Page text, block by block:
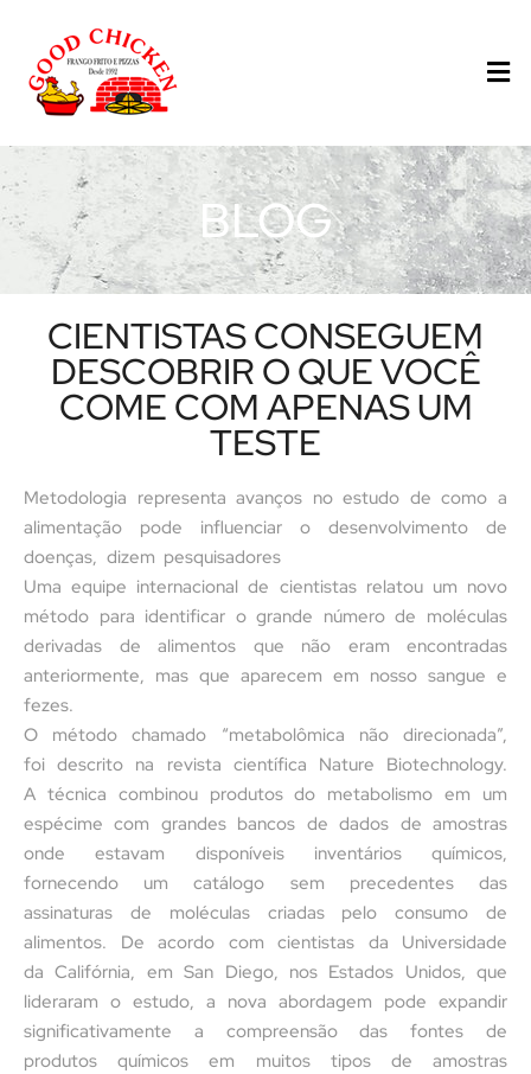
BLOG
CIENTISTAS CONSEGUEM
DESCOBRIR O QUE VOCÊ
COME COM APENAS UM
TESTE
Metodologia representa avanços no estudo de como a
alimentação pode influenciar o desenvolvimento de
doenças, dizem pesquisadores
Uma equipe internacional de cientistas relatou um novo
método para identificar o grande número de moléculas
derivadas de alimentos que não eram encontradas
anteriormente, mas que aparecem em nosso sangue e
fezes.
O método chamado “metabolômica não direcionada”,
foi descrito na revista científica Nature Biotechnology.
A técnica combinou produtos do metabolismo em um
espécime com grandes bancos de dados de amostras
onde estavam disponíveis inventários químicos,
fornecendo um catálogo sem precedentes das
assinaturas de moléculas criadas pelo consumo de
alimentos. De acordo com cientistas da Universidade
da Califórnia, em San Diego, nos Estados Unidos, que
lideraram o estudo, a nova abordagem pode expandir
significativamente a compreensão das fontes de
produtos químicos em muitos tipos de amostras